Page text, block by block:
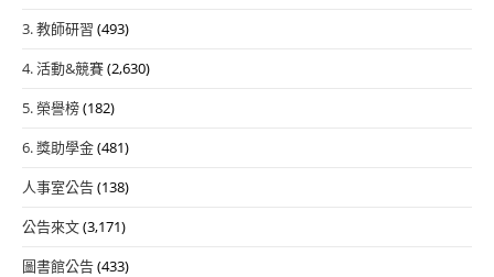
3. 教師研習 (493)
4. 活動&競賽(2,630)
5. 榮譽榜(182)
6. 獎助學金(481)
人事室公告(138)
公告來文(3,171)
圖書館公告(433)